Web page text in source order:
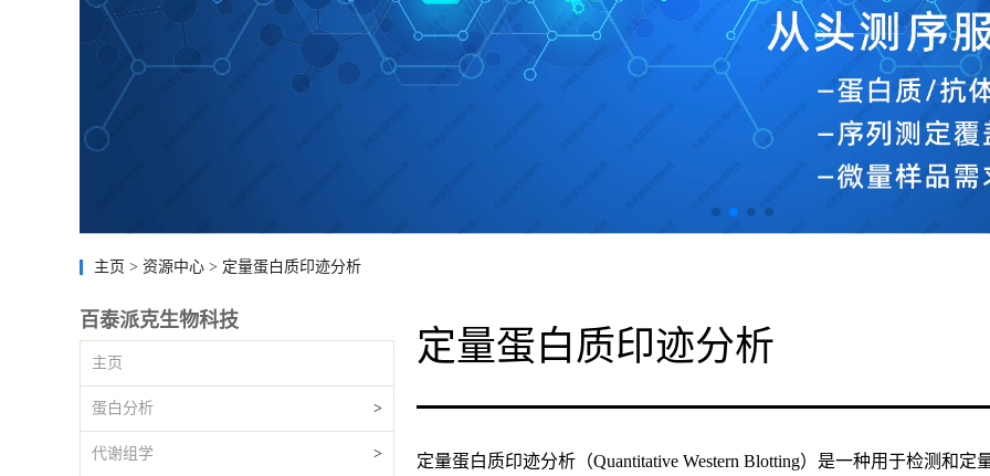
主页 > 资源中心 > 定量蛋白质印迹分析
百泰派克生物科技
主页
蛋白分析 >
代谢组学 >
定量蛋白质印迹分析
定量蛋白质印迹分析（Quantitative Western Blotting）是一种用于检测和